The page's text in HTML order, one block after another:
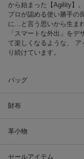
から始まった【Agility】。
プロが認める使い勝手の
に…と言う思いから生ま
「スマートな外出」を
て楽しくなるような、
り続けています。
バッグ
財布
革小物
セールアイテム